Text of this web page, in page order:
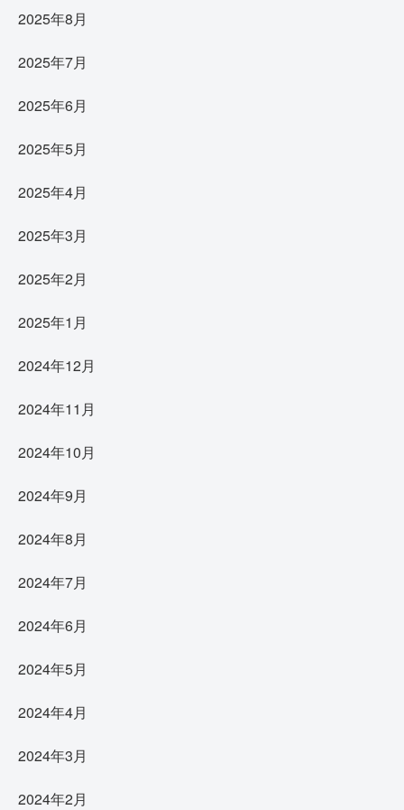
2025年8月
2025年7月
2025年6月
2025年5月
2025年4月
2025年3月
2025年2月
2025年1月
2024年12月
2024年11月
2024年10月
2024年9月
2024年8月
2024年7月
2024年6月
2024年5月
2024年4月
2024年3月
2024年2月